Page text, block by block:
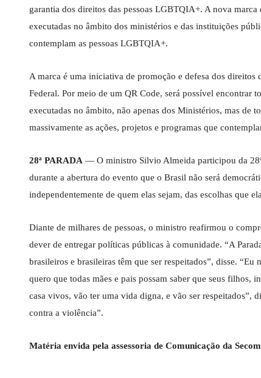
garantia dos direitos das pessoas LGBTQIA+. A nova
executadas no âmbito dos ministérios e das instituições
contemplam as pessoas LGBTQIA+.
A marca é uma iniciativa de promoção e defesa dos
Federal. Por meio de um QR Code, será possível encontrar
executadas no âmbito, não apenas dos Ministérios, mas de
massivamente as ações, projetos e programas que
28ª PARADA — O ministro Silvio Almeida participou da
durante a abertura do evento que o Brasil não será
independentemente de quem elas sejam, das escolhas que
Diante de milhares de pessoas, o ministro reafirmou o
dever de entregar políticas públicas à comunidade. “A
brasileiros e brasileiras têm que ser respeitados”, disse.
quero que todas mães e pais possam saber que seus filhos,
casa vivos, vão ter uma vida digna, e vão ser respeitados”,
contra a violência”.
Matéria envida pela assessoria de Comunicação da Secom